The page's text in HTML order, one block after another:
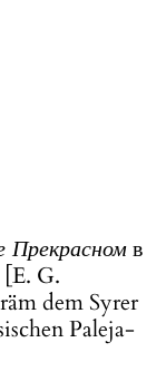
Прекрасномв
[E. G.
dem Syrer
Paleja-